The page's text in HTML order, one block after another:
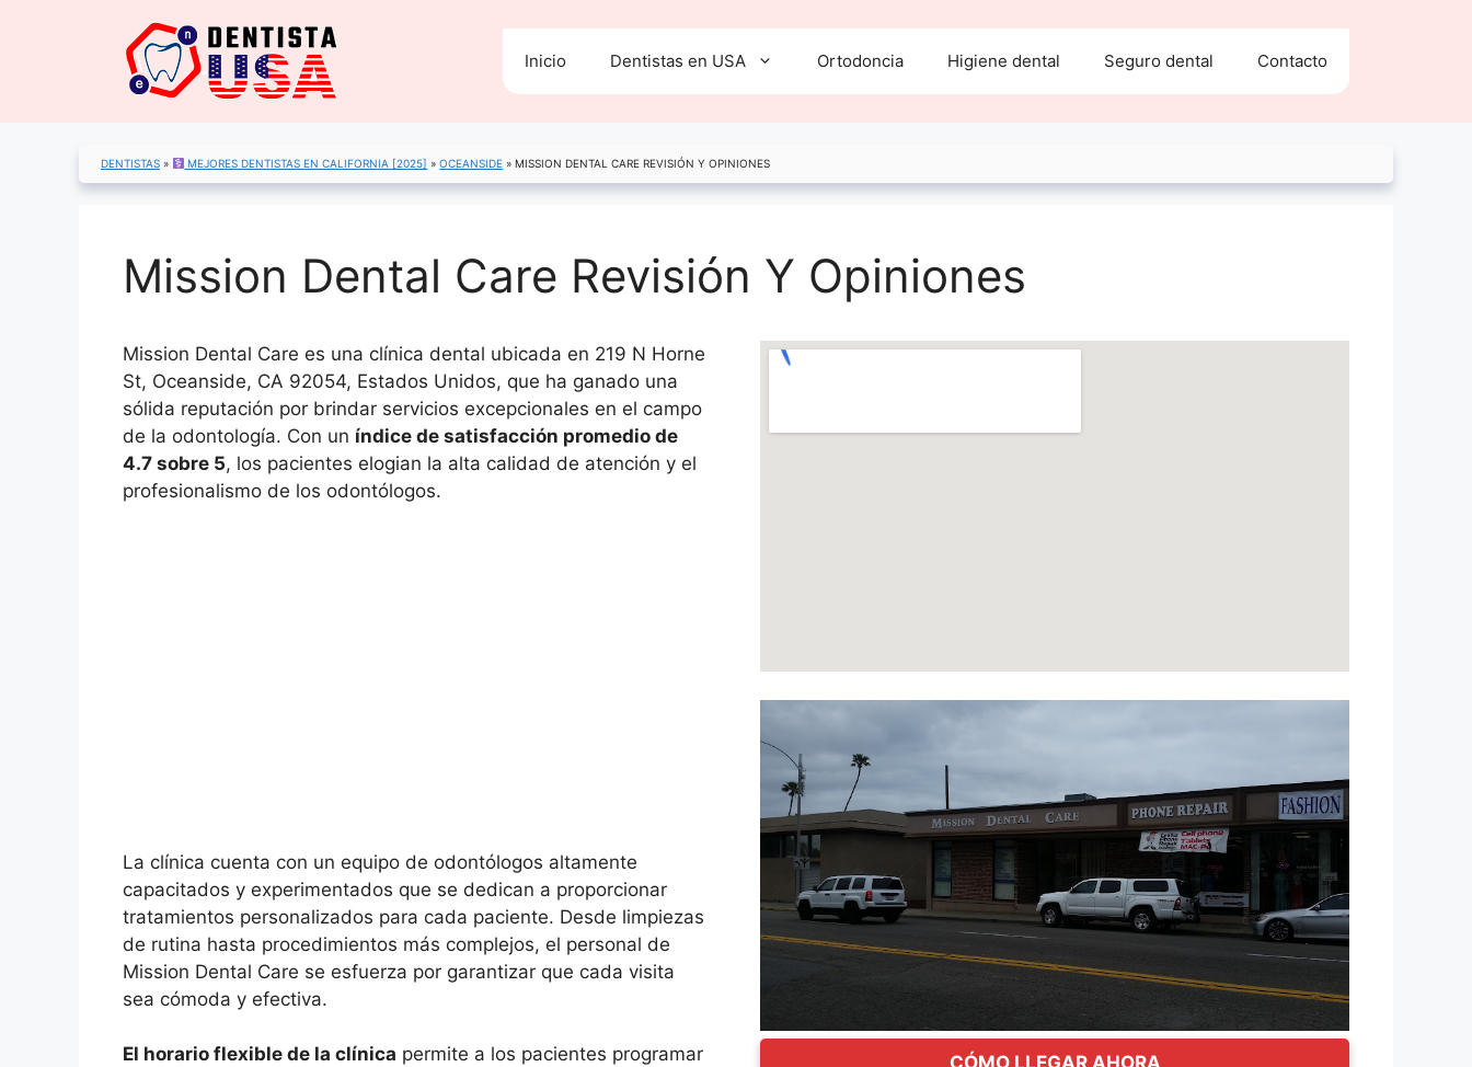
Inicio Dentistas en USA Ortodoncia Higiene dental Seguro dental Contacto
DENTISTAS » MEJORES DENTISTAS EN CALIFORNIA [2025] »OCEANSIDE »MISSION DENTAL CARE REVISIÓN Y OPINIONES
Mission Dental Care Revisión Y Opiniones
Mission Dental Care es una clínica dental ubicada en 219 N Horne
St, Oceanside, CA 92054, Estados Unidos, que ha ganado una
sólida reputación por brindar servicios excepcionales en el campo
de la odontología. Con un índice de satisfacción promedio de
4.7 sobre 5, los pacientes elogian la alta calidad de atención y el
profesionalismo de los odontólogos.
La clínica cuenta con un equipo de odontólogos altamente
capacitados y experimentados que se dedican a proporcionar
tratamientos personalizados para cada paciente. Desde limpiezas
de rutina hasta procedimientos más complejos, el personal de
Mission Dental Care se esfuerza por garantizar que cada visita
sea cómoda y efectiva.
El horario flexible de la clínica permite a los pacientes programar